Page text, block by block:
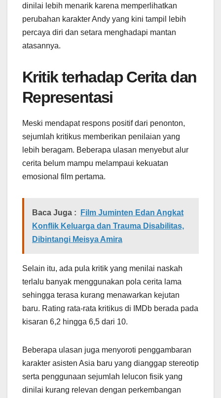
dinilai lebih menarik karena memperlihatkan
perubahan karakter Andy yang kini tampil lebih
percaya diri dan setara menghadapi mantan
atasannya.
Kritik terhadap Cerita dan
Representasi
Meski mendapat respons positif dari penonton,
sejumlah kritikus memberikan penilaian yang
lebih beragam. Beberapa ulasan menyebut alur
cerita belum mampu melampaui kekuatan
emosional film pertama.
Baca Juga :
Film Juminten Edan Angkat
Konflik Keluarga dan Trauma Disabilitas,
Dibintangi Meisya Amira
Selain itu, ada pula kritik yang menilai naskah
terlalu banyak menggunakan pola cerita lama
sehingga terasa kurang menawarkan kejutan
baru. Rating rata-rata kritikus di IMDb berada pada
kisaran 6,2 hingga 6,5 dari 10.
Beberapa ulasan juga menyoroti penggambaran
karakter asisten Asia baru yang dianggap stereotip
serta penggunaan sejumlah lelucon fisik yang
dinilai kurang relevan dengan perkembangan